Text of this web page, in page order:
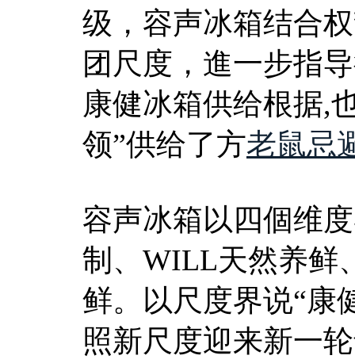
级，容声冰箱结合
团尺度，進一步指
康健冰箱供给根据,
领”供给了方老鼠忌
容声冰箱以四個维
制、WILL天然养鲜
鲜。以尺度界说“康
照新尺度迎来新一